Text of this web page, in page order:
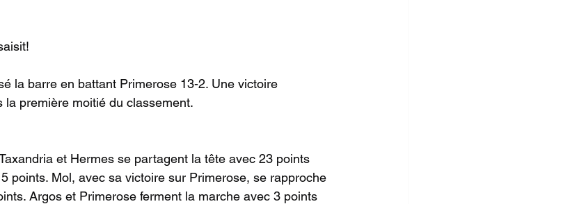
la barre en battant Primerose 13-2. Une victoire
première moitié du classement.
et Hermes se partagent la tête avec 23 points
points. Mol, avec sa victoire sur Primerose, se rapproche
Argos et Primerose ferment la marche avec 3 points